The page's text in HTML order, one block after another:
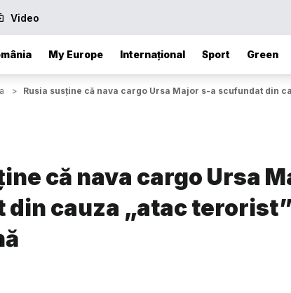
Video
My Europe Internațional Sport Green
> Rusia susține că nava cargo Ursa Major s-a scufundat din
că nava cargo Ursa
cauza „atac